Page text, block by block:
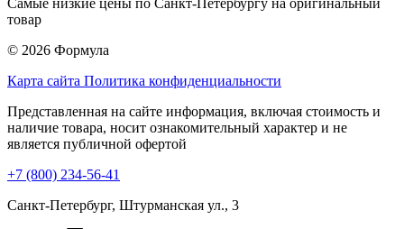
Самые низкие цены по Санкт-Петербургу на оригинальный
товар
© 2026 Формула
Карта сайта Политика конфиденциальности
Представленная на сайте информация, включая стоимость и
наличие товара, носит ознакомительный характер и не
является публичной офертой
+7 (800) 234-56-41
Санкт-Петербург, Штурманская ул., 3